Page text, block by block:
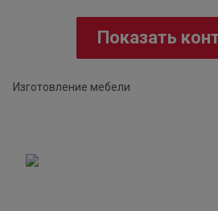
Показать
Изготовление мебели